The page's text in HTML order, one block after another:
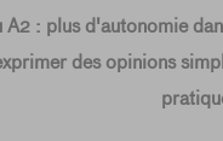
A2 : plus d'autonomie
des opinions